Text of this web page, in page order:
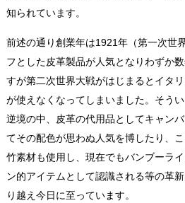
知られています。
前述の通り創業年は1921年（第一次世
フとした皮革製品が人気となりわずか
すが第二次世界大戦がはじまるとイタ
が使えなくなってしまいました。そう
逆境の中、皮革の代用品としてキャン
てその配色が思わぬ人気を博したり、
竹素材も使用し、現在でもバンブーラ
ン的アイテムとして認識される等の革
り越え今日に至っています。